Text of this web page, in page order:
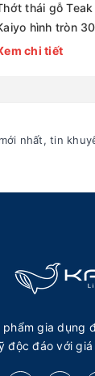
thái gỗ
hình tròn
TDC01]
chi tiết
nhất, tin
gia
độc đáo với